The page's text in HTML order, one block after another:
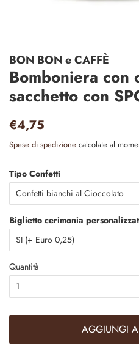
BON BON e CAFFÈ
Bomboniera con
sacchetto con
Prezzo
listino
€4,75
Spese di spedizione calcolate al
Tipo Confetti
Biglietto cerimonia
Quantità
AGGIUNGI